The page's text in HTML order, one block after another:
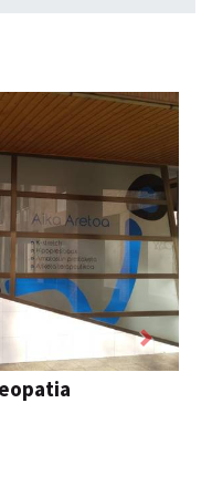
Next